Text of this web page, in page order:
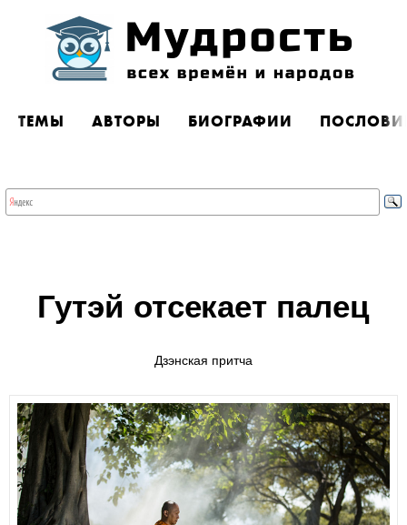
ТЕМЫ АВТОРЫ БИОГРАФИИ
Гутэй отсекает палец
Дзэнская притча